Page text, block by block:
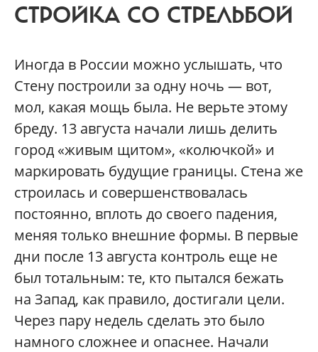
СТРОЙКА СО СТРЕЛЬБОЙ
Иногда в России можно услышать, что
Стену построили за одну ночь — вот,
мол, какая мощь была. Не верьте этому
бреду. 13 августа начали лишь делить
город «живым щитом», «колючкой» и
маркировать будущие границы. Стена же
строилась и совершенствовалась
постоянно, вплоть до своего падения,
меняя только внешние формы. В первые
дни после 13 августа контроль еще не
был тотальным: те, кто пытался бежать
на Запад, как правило, достигали цели.
Через пару недель сделать это было
намного сложнее и опаснее. Начали